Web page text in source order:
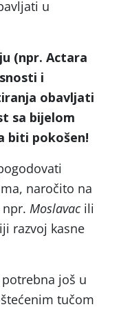
u
(npr. Actara
i
obavljati
sa bijelom
biti pokošen!
naročito na
Moslavac ili
razvoj kasne
potrebna još u
tučom